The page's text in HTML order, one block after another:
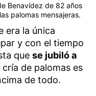
Benavídez de 82 años
palomas mensajeras.
era la única
y con el tiempo
que se jubiló a
de palomas es
de todo.